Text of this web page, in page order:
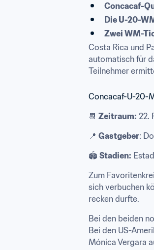
Concacaf-
Die U-20-
Zwei WM-
Costa Rica und
automatisch für
Teilnehmer
Concacaf-U-20-
📆 Zeitraum: 22.
📍 Gastgeber:
🏟️ Stadien:
Zum
sich verbuchen
recken durfte.
Bei den beiden
Bei den US-
Mónica Vergara